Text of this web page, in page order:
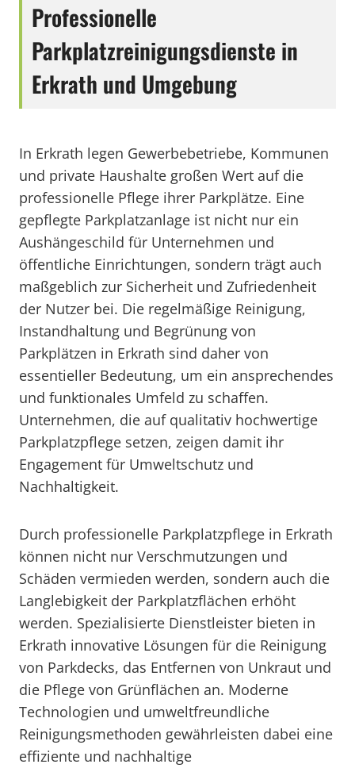
Professionelle
Parkplatzreinigungsdienste in
Erkrath und Umgebung
In Erkrath legen Gewerbebetriebe, Kommunen
und private Haushalte großen Wert auf die
professionelle Pflege ihrer Parkplätze. Eine
gepflegte Parkplatzanlage ist nicht nur ein
Aushängeschild für Unternehmen und
öffentliche Einrichtungen, sondern trägt auch
maßgeblich zur Sicherheit und Zufriedenheit
der Nutzer bei. Die regelmäßige Reinigung,
Instandhaltung und Begrünung von
Parkplätzen in Erkrath sind daher von
essentieller Bedeutung, um ein ansprechendes
und funktionales Umfeld zu schaffen.
Unternehmen, die auf qualitativ hochwertige
Parkplatzpflege setzen, zeigen damit ihr
Engagement für Umweltschutz und
Nachhaltigkeit.
Durch professionelle Parkplatzpflege in Erkrath
können nicht nur Verschmutzungen und
Schäden vermieden werden, sondern auch die
Langlebigkeit der Parkplatzflächen erhöht
werden. Spezialisierte Dienstleister bieten in
Erkrath innovative Lösungen für die Reinigung
von Parkdecks, das Entfernen von Unkraut und
die Pflege von Grünflächen an. Moderne
Technologien und umweltfreundliche
Reinigungsmethoden gewährleisten dabei eine
effiziente und nachhaltige